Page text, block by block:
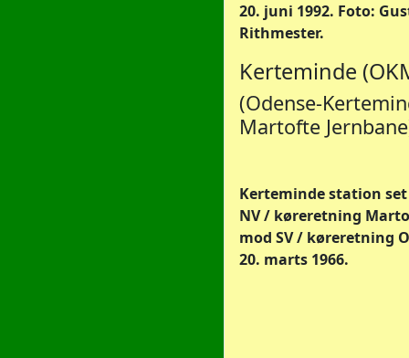
20. juni 1992. Foto:
Rithmester.
Kerteminde
(Odense-
Martofte
Kerteminde station
NV / køreretning
mod SV / køreretning
20. marts 1966.